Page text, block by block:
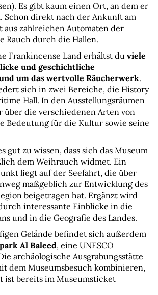
Es gibt kaum einen Ort, an dem er
Schon direkt nach der Ankunft am
aus zahlreichen Automaten der
Rauch durch die Hallen.
Frankincense Land erhältst du viele
und geschichtliche
um das wertvolle Räucherwerk.
sich in zwei Bereiche, die History
Hall. In den Ausstellungsräumen
über die verschiedenen Arten von
Bedeutung für die Kultur sowie seine
gut zu wissen, dass sich das Museum
dem Weihrauch widmet. Ein
liegt auf der Seefahrt, die über
maßgeblich zur Entwicklung des
beigetragen hat. Ergänzt wird
interessante Einblicke in die
und in die Geografie des Landes.
Gelände befindet sich außerdem
Al Baleed, eine UNESCO
archäologische Ausgrabungsstätte
dem Museumsbesuch kombinieren,
ist bereits im Museumsticket